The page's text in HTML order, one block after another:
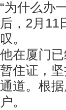
“为什么办
后，2月11
叹。
他在厦门
暂住证，
通道。根
户。